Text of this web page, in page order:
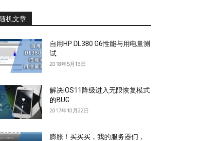
机文章
自用HP DL380 G6性能与用电量测
试
2018年5月13日
解决iOS11降级进入无限恢复模式
的BUG
2017年10月22日
膨胀！买买买，我的服务器们，